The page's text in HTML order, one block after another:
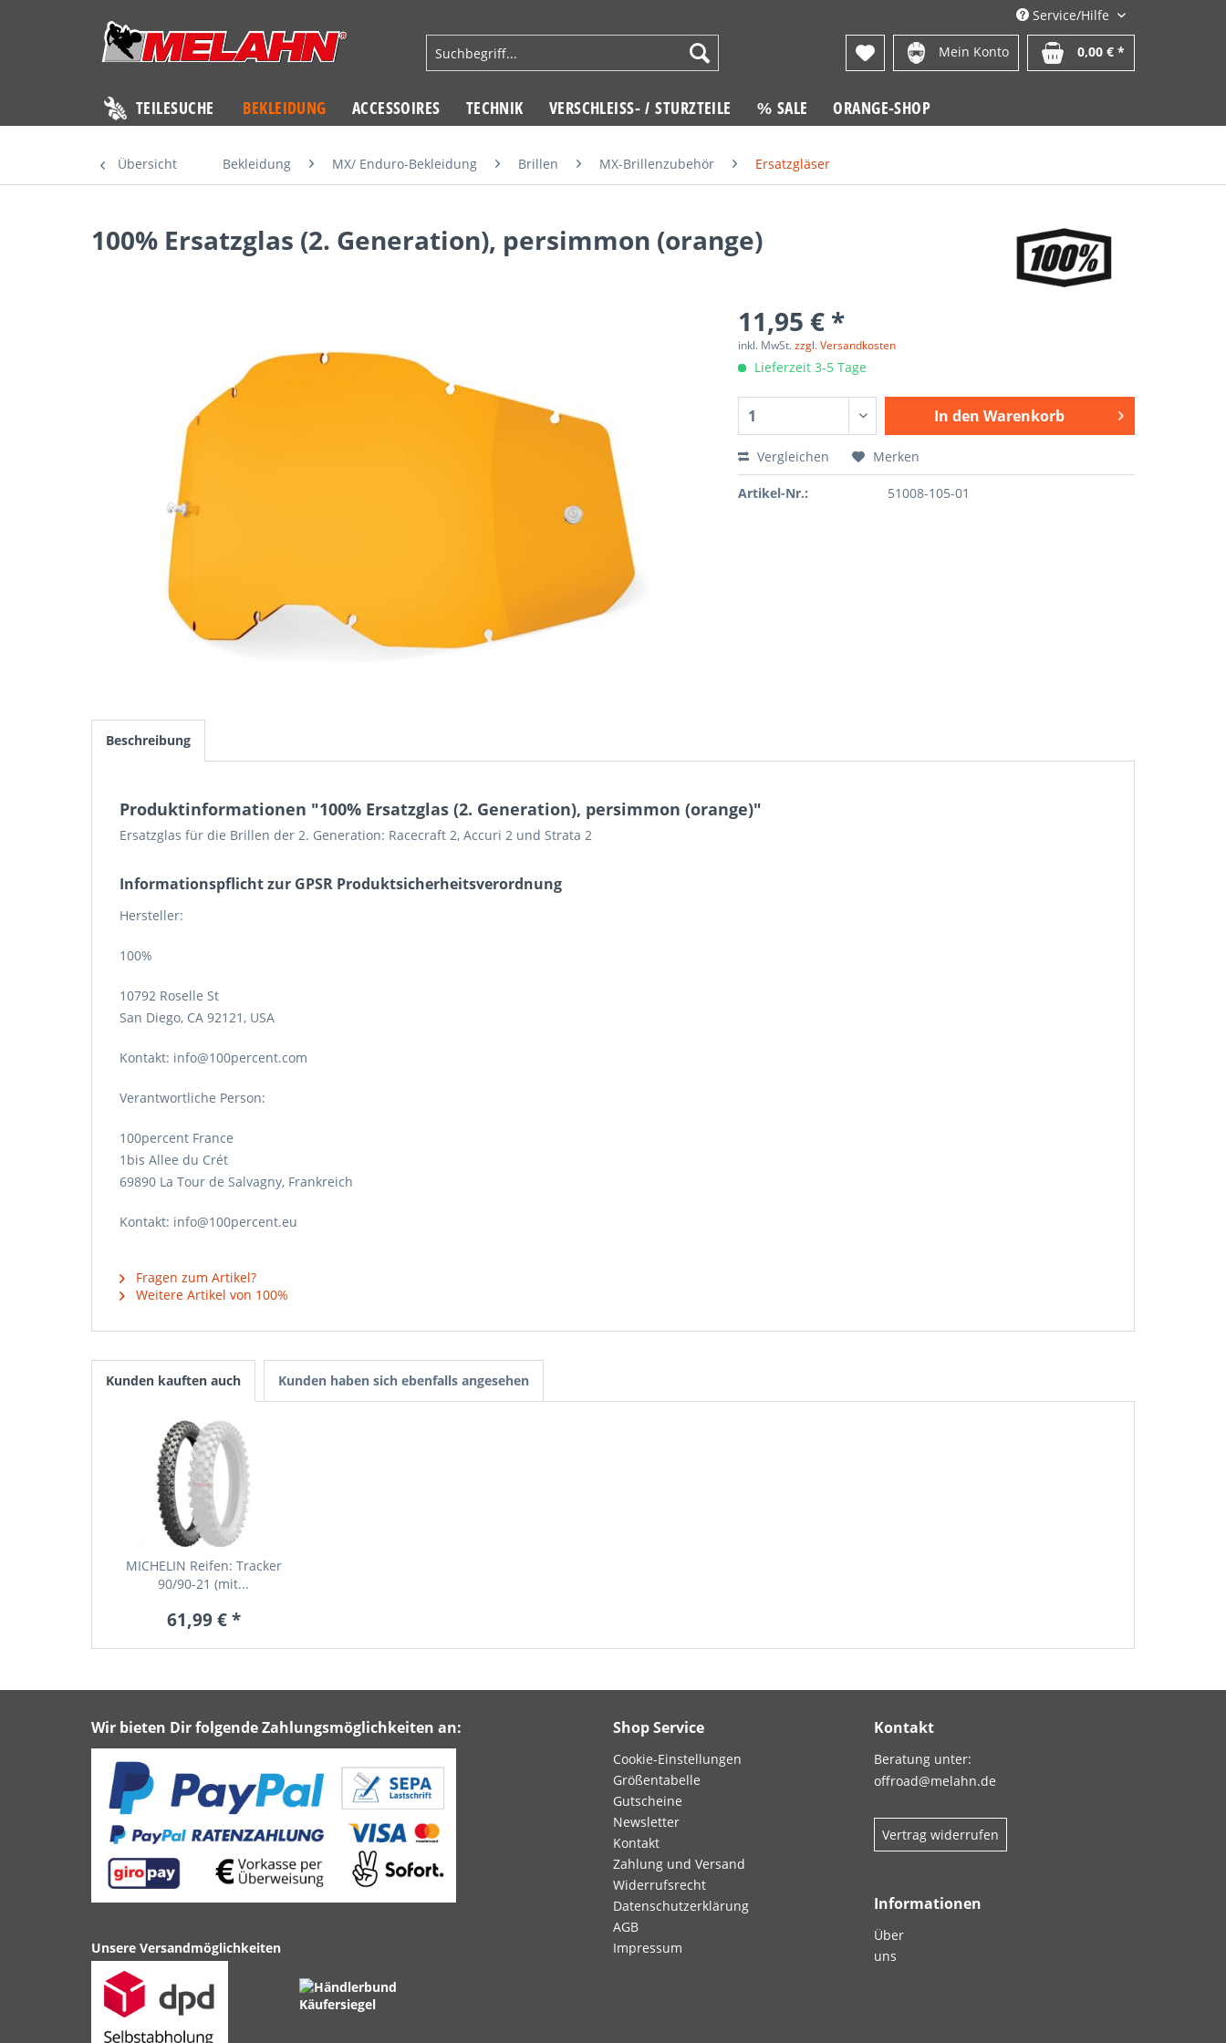
Service/Hilfe
Mein Konto 0,00 € *
TEILESUCHE BEKLEIDUNG ACCESSOIRES TECHNIK VERSCHLEISS- / STURZTEILE % SALE ORANGE-SHOP
Übersicht Bekleidung MX/ Enduro-Bekleidung Brillen MX-Brillenzubehör Ersatzgläser
100% Ersatzglas (2. Generation), persimmon (orange)
11,95 € *
inkl. MwSt.zzgl. Versandkosten
Lieferzeit 3-5 Tage
In den Warenkorb
Vergleichen Merken
Artikel-Nr.: 51008-105-01
Beschreibung
Produktinformationen "100% Ersatzglas (2. Generation), persimmon (orange)"
Ersatzglas für die Brillen der 2. Generation: Racecraft 2, Accuri 2 und Strata 2
Informations­pflicht zur GPSR Produktsicherheits­verordnung
Hersteller:
100%
10792 Roselle St
San Diego, CA 92121, USA
Kontakt: info@100percent.com
Verantwortliche Person:
100percent France
1bis Allee du Crét
69890 La Tour de Salvagny, Frankreich
Kontakt: info@100percent.eu
Fragen zum Artikel?
Weitere Artikel von 100%
Kunden kauften auch Kunden haben sich ebenfalls angesehen
MICHELIN Reifen: Tracker
90/90-21 (mit...
61,99 € *
Wir bieten Dir folgende Zahlungsmöglichkeiten an:
Unsere Versandmöglichkeiten
Shop Service
Cookie-Einstellungen
Größentabelle
Gutscheine
Newsletter
Kontakt
Zahlung und Versand
Widerrufsrecht
Datenschutzerklärung
AGB
Impressum
Kontakt
Beratung unter:
offroad@melahn.de
Vertrag widerrufen
Informationen
Über
uns